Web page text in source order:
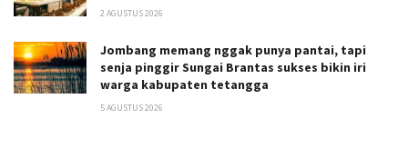
2 AGUSTUS 2026
Jombang memang nggak punya pantai, tapi
senja pinggir Sungai Brantas sukses bikin iri
warga kabupaten tetangga
5 AGUSTUS 2026